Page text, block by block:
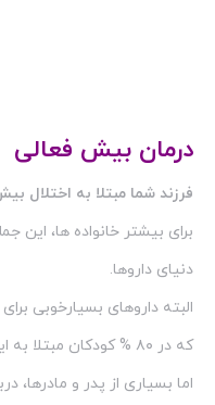
درمان بیش فعالی
فرزند شما مبتلا به اختلال
برای بیشتر خانواده ها، این
دنیای داروها.
البته داروهای بسیارخوبی
که در ۸۰ % کودکان مبتلا به این اختلال، موثرند.
اما بسیاری از پدر و مادرها،